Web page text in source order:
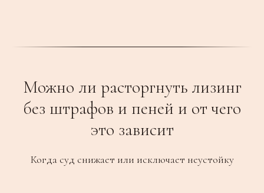
Можно ли расторгнуть лизинг
без штрафов и пеней и от чего
это зависит
Когда суд снижает или исключает неустойку